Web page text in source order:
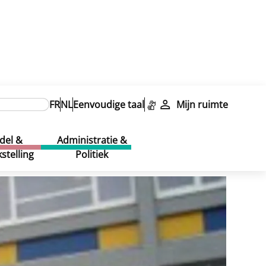
FRNLEenvoudige taal Mijn ruimte
&
Administratie &
Politiek